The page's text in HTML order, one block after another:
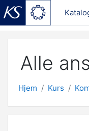
Alle
Hjem Kurs